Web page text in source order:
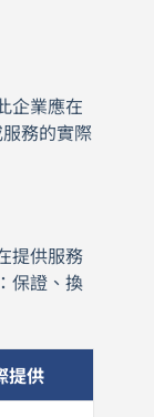
企業應在
服務的實際
提供服務
保證、換
提供